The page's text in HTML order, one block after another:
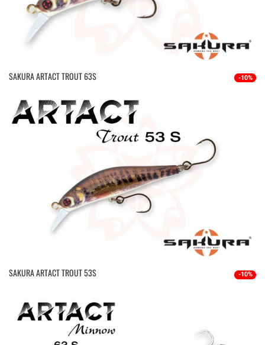
SAKURA ARTACT TROUT 63S -10%
SAKURA ARTACT TROUT 53S -10%